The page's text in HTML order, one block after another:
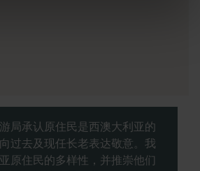
局承认原住民是西澳大利亚的
过去及现任长老表达敬意。我
原住民的多样性，并推崇他们